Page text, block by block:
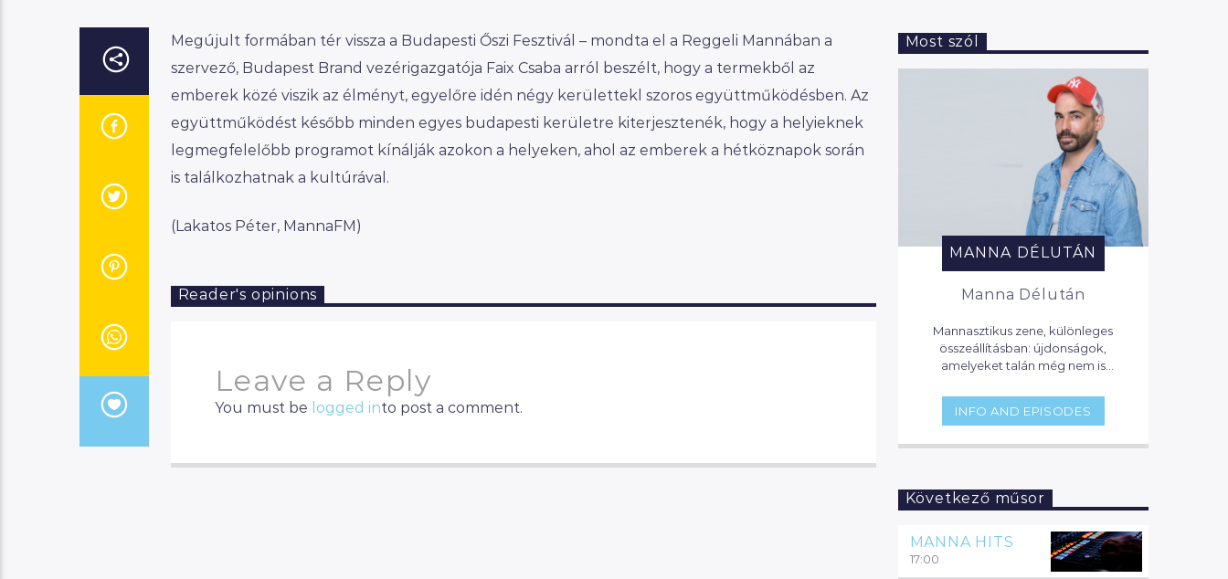
Megújult formában tér vissza a Budapesti Őszi Fesztivál – mondta el a Reggeli Mannában a
szervező, Budapest Brand vezérigazgatója Faix Csaba arról beszélt, hogy a termekből az
emberek közé viszik az élményt, egyelőre idén négy kerülettekl szoros együttműködésben. Az
együttműködést később minden egyes budapesti kerületre kiterjesztenék, hogy a helyieknek
legmegfelelőbb programot kínálják azokon a helyeken, ahol az emberek a hétköznapok során
is találkozhatnak a kultúrával.
(Lakatos Péter, MannaFM)
Reader's opinions
Leave a Reply
You must be logged into post a comment.
Most szól
MANNA DÉLUTÁN
Manna Délután
Mannasztikus zene, különleges
összeállításban: újdonságok,
amelyeket talán még nem is
toplistás dalokkal, ötórai tea lounge
zenével, party klasszikusok. Itt
vagy olyat, amit eddig nem is
INFO AND EPISODES
Következő műsor
MANNA HITS
17:00